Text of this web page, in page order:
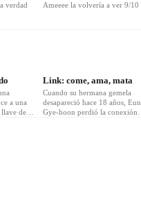
la verdad Ameeee la volvería a ver 9/10
a una
de
Link: come, ama, mata
Cuando su hermana gemela
desapareció hace 18 años, Eun
Gye-hoon perdió la conexión